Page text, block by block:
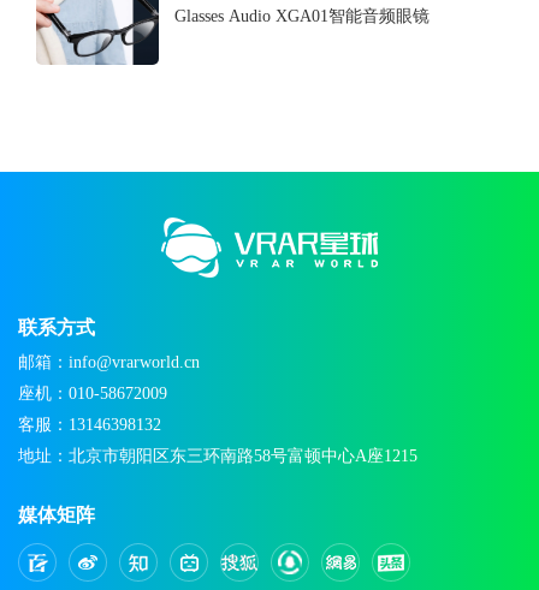
Glasses Audio XGA01智能音频眼镜
联系方式
邮箱：info@vrarworld.cn
座机：010-58672009
客服：13146398132
地址：北京市朝阳区东三环南路58号富顿中心A座1215
媒体矩阵